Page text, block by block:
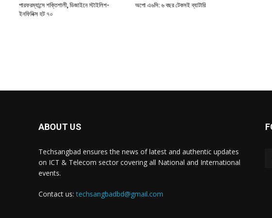
পারফরম্যান্সে শক্তিশালী, ডিজাইনে স্টাইলিশ-
ইনফিনিক্স হট ৭০
অপো এ৬সি: ৬ বছর টেকসই ব্যাটারি
ABOUT US
Techsangbad ensures the news of latest and authentic updates
on ICT & Telecom sector covering all National and International
events.
Contact us:techsangbadbd@gmail.com